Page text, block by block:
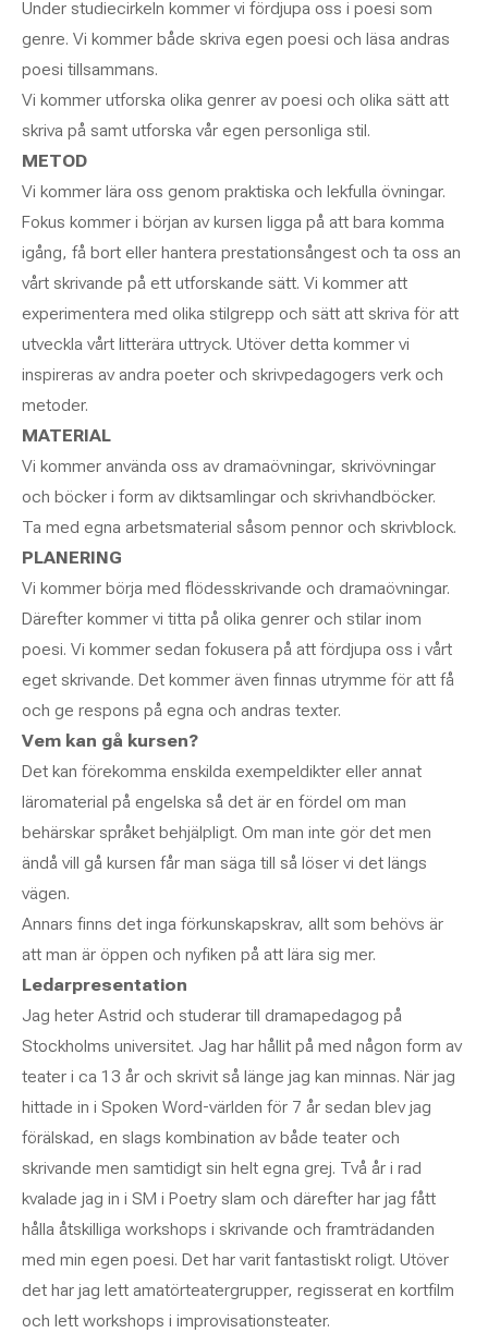
Under studiecirkeln kommer vi fördjupa oss i poesi som
genre. Vi kommer både skriva egen poesi och läsa andras
poesi tillsammans.
Vi kommer utforska olika genrer av poesi och olika sätt att
skriva på samt utforska vår egen personliga stil.
METOD
Vi kommer lära oss genom praktiska och lekfulla övningar.
Fokus kommer i början av kursen ligga på att bara komma
igång, få bort eller hantera prestationsångest och ta oss an
vårt skrivande på ett utforskande sätt. Vi kommer att
experimentera med olika stilgrepp och sätt att skriva för att
utveckla vårt litterära uttryck. Utöver detta kommer vi
inspireras av andra poeter och skrivpedagogers verk och
metoder.
MATERIAL
Vi kommer använda oss av dramaövningar, skrivövningar
och böcker i form av diktsamlingar och skrivhandböcker.
Ta med egna arbetsmaterial såsom pennor och skrivblock.
PLANERING
Vi kommer börja med flödesskrivande och dramaövningar.
Därefter kommer vi titta på olika genrer och stilar inom
poesi. Vi kommer sedan fokusera på att fördjupa oss i vårt
eget skrivande. Det kommer även finnas utrymme för att få
och ge respons på egna och andras texter.
Vem kan gå kursen?
Det kan förekomma enskilda exempeldikter eller annat
läromaterial på engelska så det är en fördel om man
behärskar språket behjälpligt. Om man inte gör det men
ändå vill gå kursen får man säga till så löser vi det längs
vägen.
Annars finns det inga förkunskapskrav, allt som behövs är
att man är öppen och nyfiken på att lära sig mer.
Ledarpresentation
Jag heter Astrid och studerar till dramapedagog på
Stockholms universitet. Jag har hållit på med någon form av
teater i ca 13 år och skrivit så länge jag kan minnas. När jag
hittade in i Spoken Word-världen för 7 år sedan blev jag
förälskad, en slags kombination av både teater och
skrivande men samtidigt sin helt egna grej. Två år i rad
kvalade jag in i SM i Poetry slam och därefter har jag fått
hålla åtskilliga workshops i skrivande och framträdanden
med min egen poesi. Det har varit fantastiskt roligt. Utöver
det har jag lett amatörteatergrupper, regisserat en kortfilm
och lett workshops i improvisationsteater.